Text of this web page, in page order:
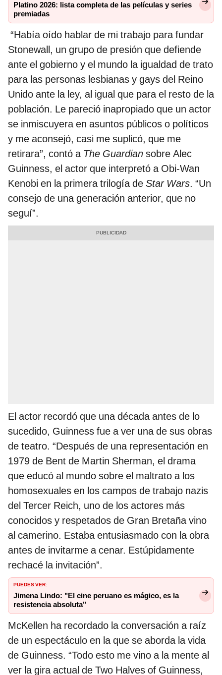
Platino 2026: lista completa de las películas y series
premiadas
“Había oído hablar de mi trabajo para fundar
Stonewall, un grupo de presión que defiende
ante el gobierno y el mundo la igualdad de trato
para las personas lesbianas y gays del Reino
Unido ante la ley, al igual que para el resto de la
población. Le pareció inapropiado que un actor
se inmiscuyera en asuntos públicos o políticos
y me aconsejó, casi me suplicó, que me
retirara”, contó a The Guardian sobre Alec
Guinness, el actor que interpretó a Obi-Wan
Kenobi en la primera trilogía de Star Wars. “Un
consejo de una generación anterior, que no
seguí”.
El actor recordó que una década antes de lo
sucedido, Guinness fue a ver una de sus obras
de teatro. “Después de una representación en
1979 de Bent de Martin Sherman, el drama
que educó al mundo sobre el maltrato a los
homosexuales en los campos de trabajo nazis
del Tercer Reich, uno de los actores más
conocidos y respetados de Gran Bretaña vino
al camerino. Estaba entusiasmado con la obra
antes de invitarme a cenar. Estúpidamente
rechacé la invitación”.
PUEDES VER:
Jimena Lindo: "El cine peruano es mágico, es la
resistencia absoluta"
McKellen ha recordado la conversación a raíz
de un espectáculo en la que se aborda la vida
de Guinness. “Todo esto me vino a la mente al
ver la gira actual de Two Halves of Guinness,